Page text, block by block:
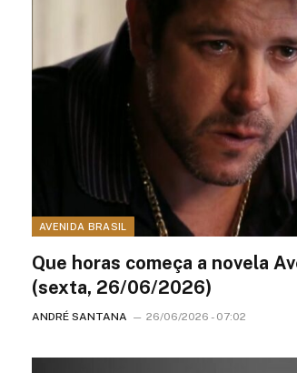
AVENIDA BRASIL
Que horas começa a novela
(sexta, 26/06/2026)
ANDRÉ SANTANA 26/06/2026 - 07:02